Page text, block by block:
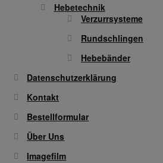
Hebetechnik
Verzurrsysteme
Rundschlingen
Hebebänder
Datenschutzerklärung
Kontakt
Bestellformular
Über Uns
Imagefilm